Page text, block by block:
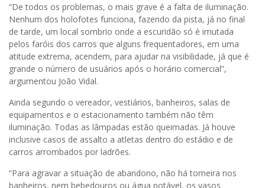
“De todos os problemas, o mais grave é a falta de iluminação.
Nenhum dos holofotes funciona, fazendo da pista, já no final
de tarde, um local sombrio onde a escuridão só é imutada
pelos faróis dos carros que alguns frequentadores, em uma
atitude extrema, acendem, para ajudar na visibilidade, já que é
grande o número de usuários após o horário comercial”,
argumentou João Vidal.
Ainda segundo o vereador, vestiários, banheiros, salas de
equipamentos e o estacionamento também não têm
iluminação. Todas as lâmpadas estão queimadas. Já houve
inclusive casos de assalto a atletas dentro do estádio e de
carros arrombados por ladrões.
“Para agravar a situação de abandono, não há torneira nos
banheiros, nem bebedouros ou água potável, os vasos